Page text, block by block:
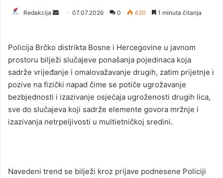
Redakcija
d
a
n
e
m
a
i
07.07.2026 0 420 1 minuta čitanja
Policija Brčko distrikta Bosne i Hercegovine u javnom
prostoru bilježi slučajeve ponašanja pojedinaca koja
sadrže vrijeđanje i omalovažavanje drugih, zatim prijetnje i
pozive na fizički napad čime se potiče ugrožavanje
bezbjednosti i izazivanje osjećaja ugroženosti drugih lica,
sve do slučajeva koji sadrže elemente govora mržnje i
izazivanja netrpeljivosti u multietničkoj sredini.
Navedeni trend se bilježi kroz prijave podnesene Policiji